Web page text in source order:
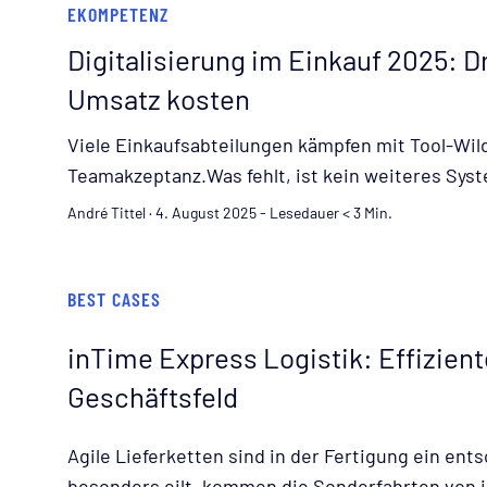
EKOMPETENZ
Digitalisierung im Einkauf 2025:
Umsatz kosten
Viele Einkaufsabteilungen kämpfen mit Tool-
Teamakzeptanz.Was fehlt, ist kein weiteres
Denkfehler 2025 besonders teuer werden.Und
Kosten senken. Transparenz schaffen. Die
ehrlich hinschaut, erkennt:Nicht die
Denkfehler, die Einkaufsabteilungen 2025
Praxis sorgen sie oft für das
blockierenSchulungsbedarf, der Ressourcen
André Tittel·4. August 2025- Lesedauer < 3 Min.
BEST CASES
inTime Express Logistik:
Geschäftsfeld
Agile Lieferketten sind in der Fertigung ein